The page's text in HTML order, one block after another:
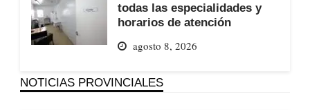
todas las especialidades y
horarios de atención
agosto 8, 2026
NOTICIAS PROVINCIALES